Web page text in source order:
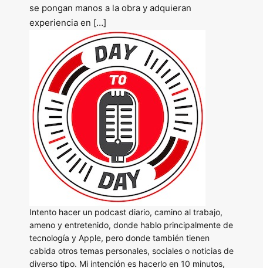
se pongan manos a la obra y adquieran
experiencia en […]
Intento hacer un podcast diario, camino al trabajo,
ameno y entretenido, donde hablo principalmente de
tecnología y Apple, pero donde también tienen
cabida otros temas personales, sociales o noticias de
diverso tipo. Mi intención es hacerlo en 10 minutos,